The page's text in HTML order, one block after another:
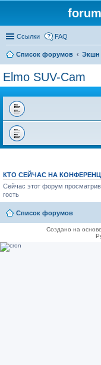
Ссылки FAQ
Список форумов Экшн
Elmo SUV-Cam
КТО СЕЙЧАС НА
Сейчас этот форум
гость
Список форумов
Создано на